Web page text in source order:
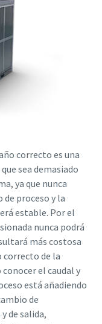
correcto es una
sea demasiado
ya que nunca
proceso y la
estable. Por el
nunca podrá
más costosa
de la
el caudal y
está añadiendo
de
de salida,